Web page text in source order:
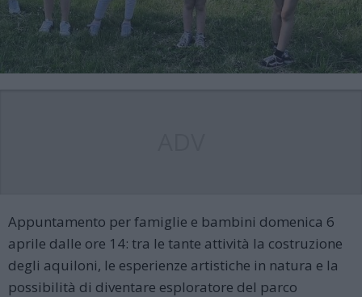
Appuntamento per famiglie e bambini domenica 6
aprile dalle ore 14: tra le tante attività la costruzione
degli aquiloni, le esperienze artistiche in natura e la
possibilità di diventare esploratore del parco